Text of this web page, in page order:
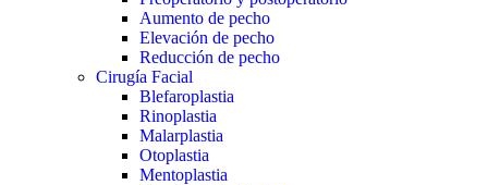
Aumento de pecho
Elevación de pecho
Reducción de pecho
Cirugía Facial
Blefaroplastia
Rinoplastia
Malarplastia
Otoplastia
Mentoplastia